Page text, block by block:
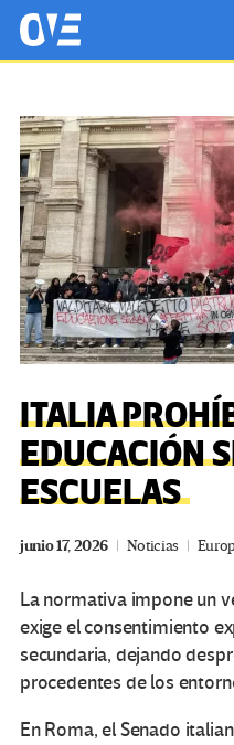
Saltar al contenido principal
OtrasVocesenEducacion.org
ITALIA
EDUCACIÓN
ESCUELAS
junio 17, 2026 Noticias
La normativa impone un
exige el consentimiento
secundaria, dejando
procedentes de los
En Roma, el Senado